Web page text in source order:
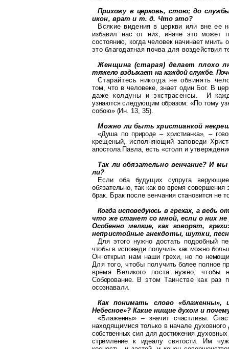
Прихожу в церковь, стою; до
икон, врат и т. д. Что это?
Всякие видения в церкви или вне ее
избавил нас от них, иначе это может
состоянию, когда человек начинаетмнить
это благодатная почва для воздействия
Женщина (старая) делает плохо
тяжело вздыхает на каждой службе.
Старайтесь никогда не обвинять
том, что в человеке, знает один Бог. В
даже колдуны и экстрасенсы.
И
узнаются следующим образом: «По тому
собою» (Ин. 13, 35).
Можно ли быть христианкой
«Душа по природе – христианка», –
крещеный, исполняющий заповеди
апостола Павла, есть «столп и
Так ли обязательно венчание? И
ли?
Если оба будущих супруга
обязательно, так как во время совершения
брак. Брак после венчания становится не
Когда исповедуюсь в грехах, а
что же станет со мной, если о них не
Особенно мелкие, как говорят,
непристойные анекдоты, шутки,
Для этого нужно достать подробный
чтобы в исповеди получить как можно боль
Он открыл нам наши грехи, нопо
Для того, чтобы получить более полное
время Великого поста нужно,
Соборование. В этом Таинстве как раз
осознавали.
Как понимать слово «блаженны»,
Небесное»? Какие нищие духом и
«Блаженны» – значит счастливы.
находящимися только в начале духовного
собственных сил для достижения
стремление к идеалу святости. Им